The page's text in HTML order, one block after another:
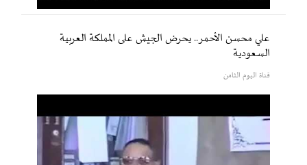
علي محسن الأحمر.. يحرض الجيش على المملكة العربية
السعودية
قناة اليوم الثامن